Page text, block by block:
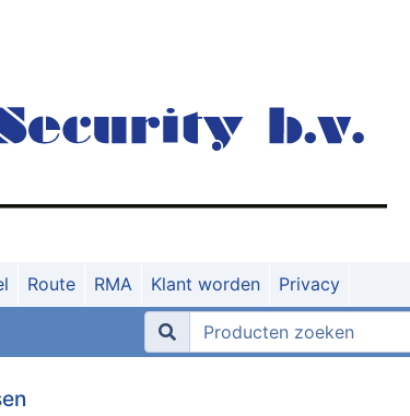
Route RMA Klant worden Privacy